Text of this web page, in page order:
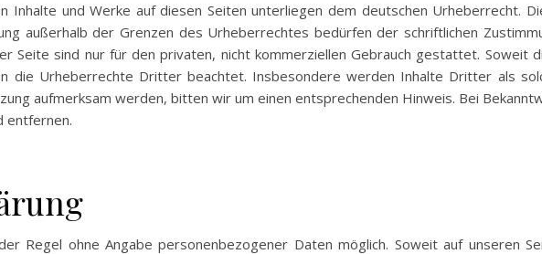
Inhalte und Werke auf diesen Seiten unterliegen dem deutschen Urheberrecht.
außerhalb der Grenzen des Urheberrechtes bedürfen der schriftlichen
Seite sind nur für den privaten, nicht kommerziellen Gebrauch gestattet. Soweit
Urheberrechte Dritter beachtet. Insbesondere werden Inhalte Dritter als
aufmerksam werden, bitten wir um einen entsprechenden Hinweis. Bei
entfernen.
Regel ohne Angabe personenbezogener Daten möglich. Soweit auf unseren